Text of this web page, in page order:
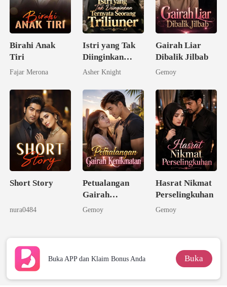
Birahi Anak
Tiri
Fajar Merona
Istri yang Tak
Diinginkan
Ternyata
Triliuner
Asher Knight
Gairah Liar
Dibalik Jilbab
Gemoy
Short Story
nura0484
Petualangan
Gairah
Kenikmatan
Gemoy
Hasrat Nikmat
Perselingkuhan
Gemoy
Buka APP dan Klaim Bonus Anda Buka